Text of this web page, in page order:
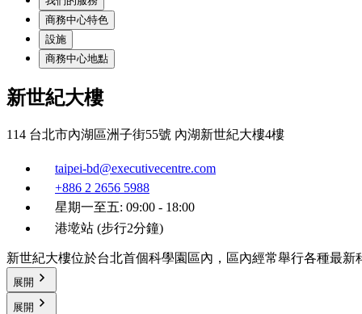
商務中心特色
設施
商務中心地點
新世紀大樓
114 台北市內湖區洲子街55號 內湖新世紀大樓4樓
taipei-bd@executivecentre.com
+886 2 2656 5988
星期一至五: 09:00 - 18:00
港墘站 (步行2分鐘)
新世紀大樓位於台北首個科學園區內，區內經常舉行各種最
展開
展開